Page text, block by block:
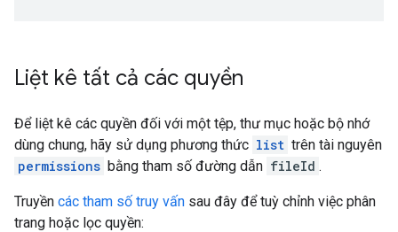
Liệt kê tất cả các quyền
Để liệt kê các quyền đối với một tệp, thư mục hoặc bộ nhớ
dùng chung, hãy sử dụng phương thức list trên tài nguyên
permissions bằng tham số đường dẫn fileId .
Truyền các tham số truy vấn sau đây để tuỳ chỉnh việc phân
trang hoặc lọc quyền: